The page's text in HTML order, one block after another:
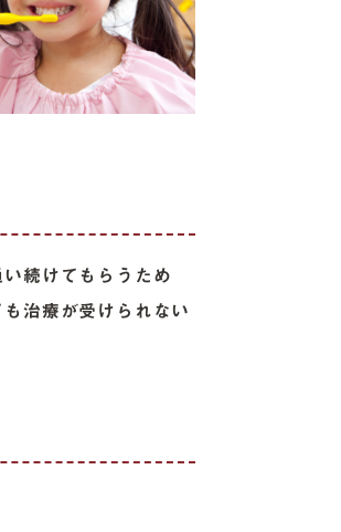
続けてもらうため
治療が受けられない